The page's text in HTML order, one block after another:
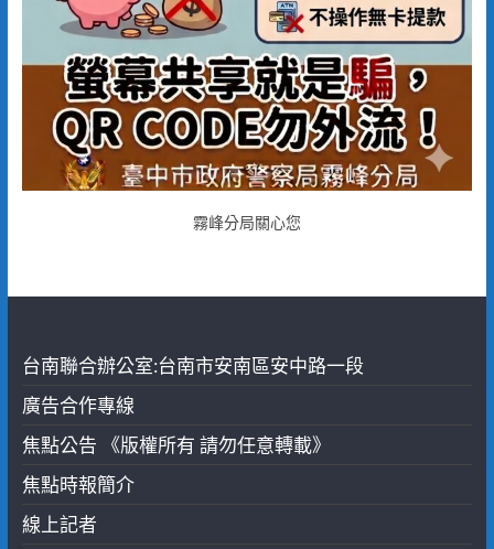
霧峰分局關心您
台南聯合辦公室:台南市安南區安中路一段
廣告合作專線
焦點公告 《版權所有 請勿任意轉載》
焦點時報簡介
線上記者